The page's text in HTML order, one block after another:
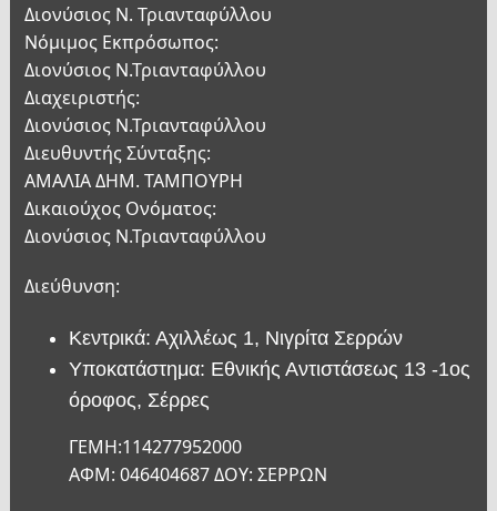
Διονύσιος Ν. Τριανταφύλλου
Νόμιμος Εκπρόσωπος:
Διονύσιος Ν.Τριανταφύλλου
Διαχειριστής:
Διονύσιος Ν.Τριανταφύλλου
Διευθυντής Σύνταξης:
ΑΜΑΛΙΑ ΔΗΜ. ΤΑΜΠΟΥΡΗ
Δικαιούχος Ονόματος:
Διονύσιος Ν.Τριανταφύλλου
Διεύθυνση:
Κεντρικά: Αχιλλέως 1, Νιγρίτα Σερρών
Υποκατάστημα: Εθνικής Αντιστάσεως 13 -1ος
όροφος, Σέρρες
ΓΕΜΗ:114277952000
ΑΦΜ: 046404687 ΔΟΥ: ΣΕΡΡΩΝ